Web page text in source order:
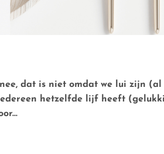
dat is niet omdat we lui zijn (al
hetzelfde lijf heeft